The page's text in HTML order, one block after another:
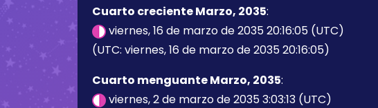
Cuarto creciente Marzo, 2035:
viernes, 16 de marzo de 2035 20:16:05 (UTC)
(UTC: viernes, 16 de marzo de 2035 20:16:05)
Cuarto menguante Marzo, 2035:
viernes, 2 de marzo de 2035 3:03:13 (UTC)